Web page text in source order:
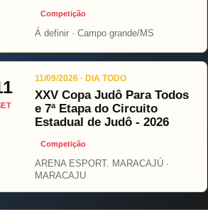
Competição
Á definir · Campo grande/MS
11/09/2026 · DIA TODO
XXV Copa Judô Para Todos
e 7ª Etapa do Circuito
Estadual de Judô - 2026
Competição
ARENA ESPORT. MARACAJÚ ·
MARACAJU